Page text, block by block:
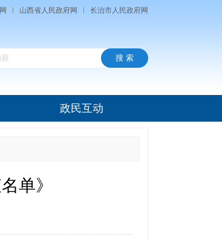
山西省人民政府网 长治市人民政府网
政民互动
单》